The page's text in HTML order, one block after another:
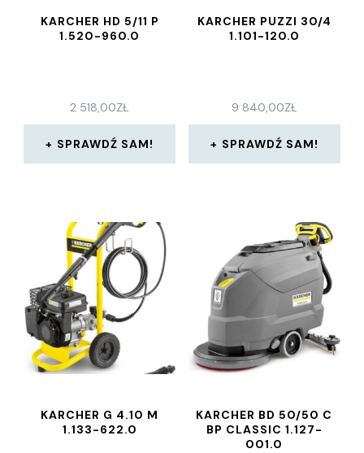
KARCHER HD 5/11 P
1.520-960.0
2 518,00ZŁ
SPRAWDŹ SAM!
KARCHER PUZZI 30/4
1.101-120.0
9 840,00ZŁ
SPRAWDŹ SAM!
KARCHER G 4.10 M
1.133-622.0
KARCHER BD 50/50 C
BP CLASSIC 1.127-
001.0